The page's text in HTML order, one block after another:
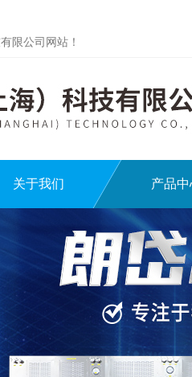
限公司网站！
关于我们 产品中